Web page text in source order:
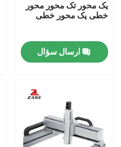
خانه
کارخانه تور
کنترل کیفیت
یک محور تک محور محور
خطی یک محور خطی
ارسال سؤال